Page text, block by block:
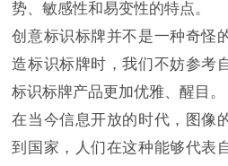
势、敏感性和易变性的特点。
创意标识标牌并不是一种奇怪
造标识标牌时，我们不妨参考
标识标牌产品更加优雅、醒目。
在当今信息开放的时代，图像
到国家，人们在这种能够代表